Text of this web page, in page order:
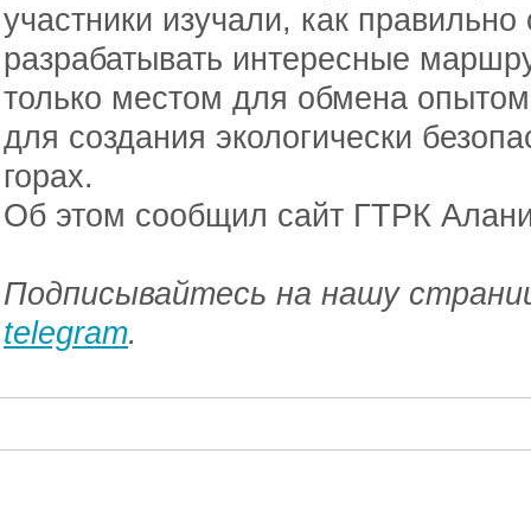
участники изучали, как
разрабатывать интересные
только местом для обмена
для создания экологически
горах.
Об этом сообщил сайт ГТРК
Подписывайтесь на нашу
telegram.